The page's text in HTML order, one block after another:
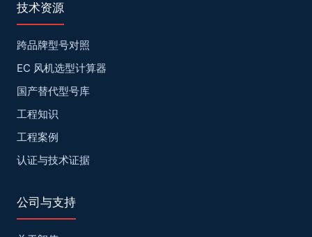
技术资源
跨品牌型号对照
EC 风机选型计算器
国产替代型号库
工程知识
工程案例
认证与技术证据
公司与支持